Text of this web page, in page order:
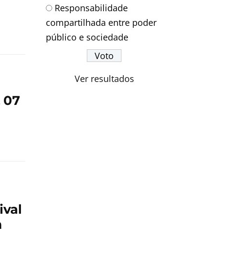
07
Responsabilidade
compartilhada entre poder
público e sociedade
Ver resultados